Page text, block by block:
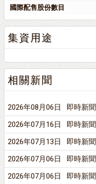
國際配售股份數目
集資用途
相關新聞
2026年08月06日 即時新聞
2026年07月16日
即時新聞
2026年07月13日
即時新聞
2026年07月06日
即時新聞
2026年07月06日
即時新聞